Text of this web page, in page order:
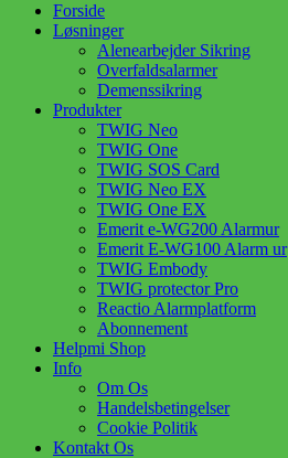
Forside
Løsninger
Alenearbejder Sikring
Overfaldsalarmer
Demenssikring
Produkter
TWIG Neo
TWIG One
TWIG SOS Card
TWIG Neo EX
TWIG One EX
Emerit e-WG200 Alarmur
Emerit E-WG100 Alarm ur
TWIG Embody
TWIG protector Pro
Reactio Alarmplatform
Abonnement
Helpmi Shop
Info
Om Os
Handelsbetingelser
Cookie Politik
Kontakt Os